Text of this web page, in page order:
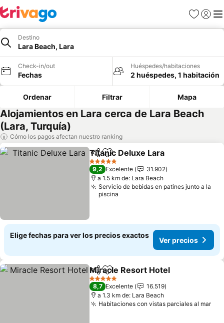
Favoritos
Iniciar
Destino
Lara Beach, Lara
Check-in/out
Fechas
Huéspedes/habitaciones
2 huéspedes, 1 habitación
Ordenar Filtrar Mapa
Alojamientos en Lara cerca de Lara Beach
(Lara, Turquía)
Cómo los pagos afectan nuestro ranking
Compartir
Agregar a favoritos
Titanic Deluxe Lara
5 Estrellas
9,2 Excelente
31.902
a 1.5 km de: Lara Beach
Servicio de bebidas en patines junto a la
piscina
Elige fechas para ver los precios exactos
Ver precios
CompartirAgregar a favoritos
Miracle Resort Hotel
5 Estrellas
8,7 Excelente
16.519
a 1.3 km de: Lara Beach
Habitaciones con vistas parciales al mar